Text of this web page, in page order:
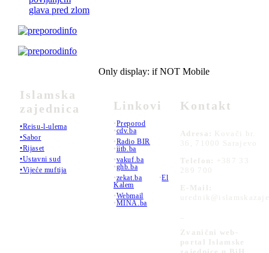
glava pred zlom
Islamska
zajednica
•Reisu-l-ulema
•Sabor
•Rijaset
•Ustavni sud
•Vijeće muftija
Only display: if NOT Mobile
Linkovi
•Preporod
•cdv.ba
•Radio BIR
•iitb.ba
•vakuf.ba
•ghb.ba
•zekat.ba •El
Kalem
•Webmail
•MINA.ba
Kontakt
Adresa:
Kovači br.
36, 71000 Sarajevo
Telefon:
+387 33
289 700
E-Mail:
Zvanični web-
portal Islamske